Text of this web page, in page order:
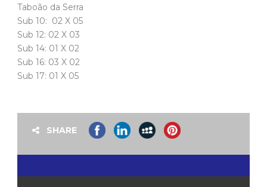
Taboão da Serra
Sub 10: 02 X 05
Sub 12: 02 X 03
Sub 14: 01 X 02
Sub 16: 03 X 02
Sub 17: 01 X 05
SHARE